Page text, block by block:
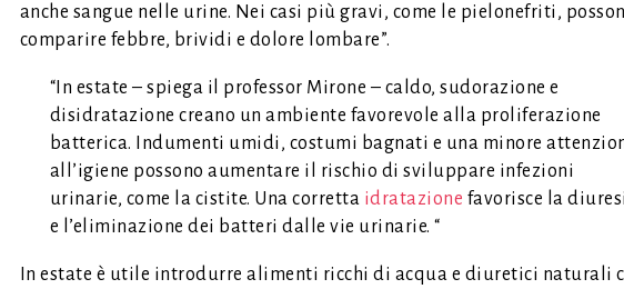
anche sangue nelle urine. Nei casi più gravi, come le pielonefriti,
comparire febbre, brividi e dolore lombare”.
“In estate – spiega il professor Mirone – caldo, sudorazione e
disidratazione creano un ambiente favorevole alla proliferazione
batterica. Indumenti umidi, costumi bagnati e una minore
all’igiene possono aumentare il rischio di sviluppare infezioni
urinarie, come la cistite. Una corretta idratazione favorisce la diuresi
e l’eliminazione dei batteri dalle vie urinarie. “
In estate è utile introdurre alimenti ricchi di acqua e diuretici naturali